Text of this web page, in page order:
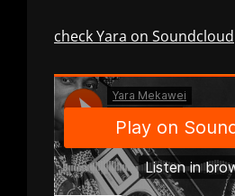
check Yara on Soundcloud